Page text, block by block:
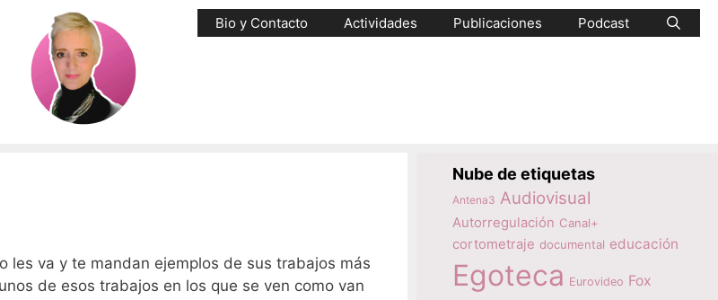
Bio y Contacto Actividades Publicaciones Podcast
les va y te mandan ejemplos de sus trabajos más
de esos trabajos en los que se ven como van
Nube de etiquetas
Antena3 Audiovisual
Autorregulación Canal+
cortometraje documental educación
Egoteca Eurovideo Fox